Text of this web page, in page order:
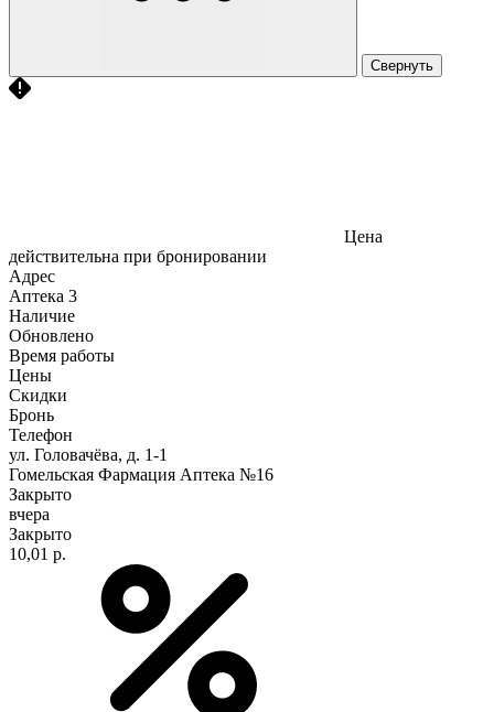
Свернуть
Цена
действительна при бронировании
Адрес
Аптека 3
Наличие
Обновлено
Время работы
Цены
Скидки
Бронь
Телефон
ул. Головачёва, д. 1-1
Гомельская Фармация Аптека №16
Закрыто
вчера
Закрыто
10,01 р.